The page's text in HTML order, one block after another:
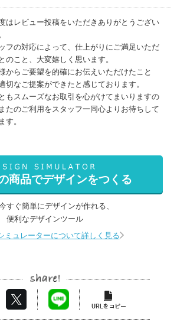
はレビュー投稿をいただきありがとうござい
フの対応によって、仕上がりにご満足いただ
のこと、大変嬉しく思います。
からご要望を的確にお伝えいただけたこと
切なご提案ができたと感じております。
もスムーズなお取引を心がけてまいりますの
たのご利用をスタッフ一同心よりお待ちして
す。
商品でデザインをつくる
すぐ簡単にデザインが作れる、
便利なデザインツール
ミュレーターについて詳しく見る